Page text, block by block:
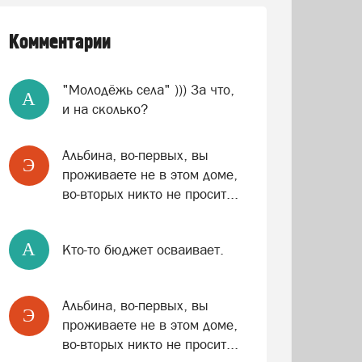
Комментарии
A
"Молодёжь села" ))) За что,
и на сколько?
Э
Альбина, во-первых, вы
проживаете не в этом доме,
во-вторых никто не просит...
A Кто-то бюджет осваивает.
Э
Альбина, во-первых, вы
проживаете не в этом доме,
во-вторых никто не просит...